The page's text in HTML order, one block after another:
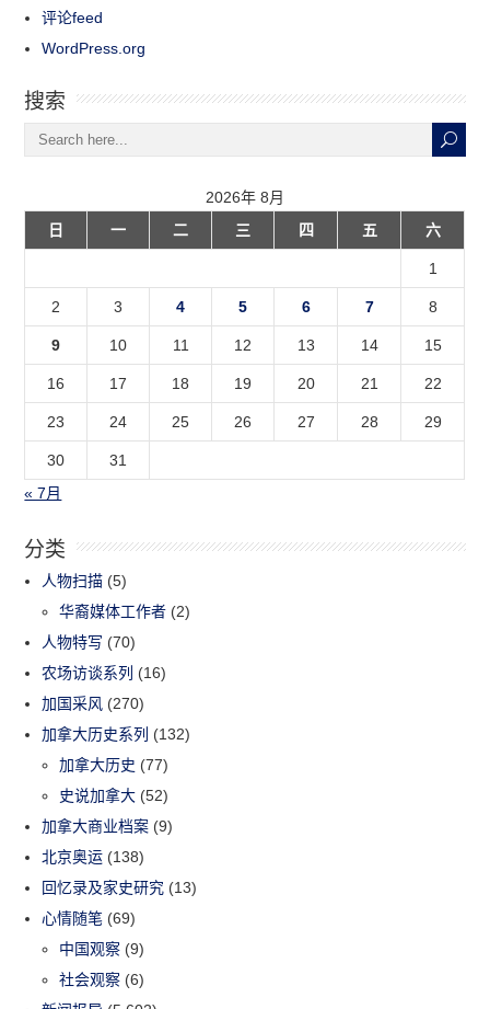
评论feed
WordPress.org
搜索
2026年 8月
日
一 二 三 四 五 六
1
2 3 4 5 6 7 8
9 10 11 12 13 14 15
16 17 18 19 20 21 22
23 24 25 26 27 28 29
30
31
« 7月
分类
人物扫描 (5)
华裔媒体工作者 (2)
人物特写 (70)
农场访谈系列 (16)
加国采风 (270)
加拿大历史系列 (132)
加拿大历史 (77)
史说加拿大 (52)
加拿大商业档案 (9)
北京奥运 (138)
回忆录及家史研究 (13)
心情随笔 (69)
中国观察 (9)
社会观察 (6)